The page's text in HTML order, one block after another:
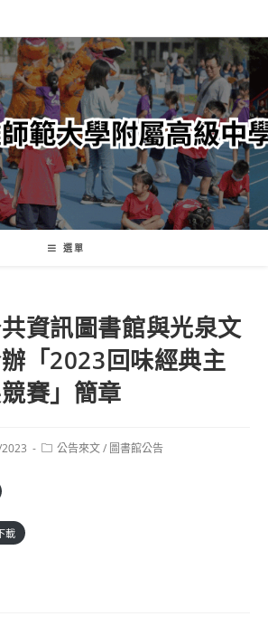
選單
資訊圖書館與光泉文
「2023回味經典主
賽」簡章
Post公告來文/ 圖書館公告
載